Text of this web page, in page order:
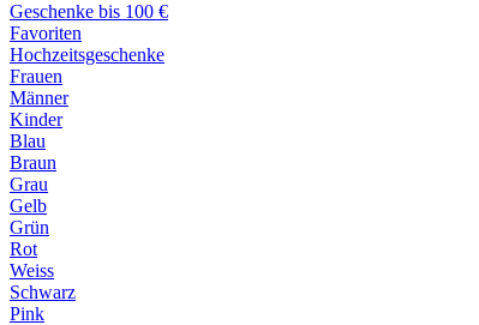
Geschenke bis 100 €
Favoriten
Hochzeitsgeschenke
Frauen
Männer
Kinder
Blau
Braun
Grau
Gelb
Grün
Rot
Weiss
Schwarz
Pink